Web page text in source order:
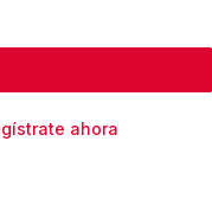
ahora